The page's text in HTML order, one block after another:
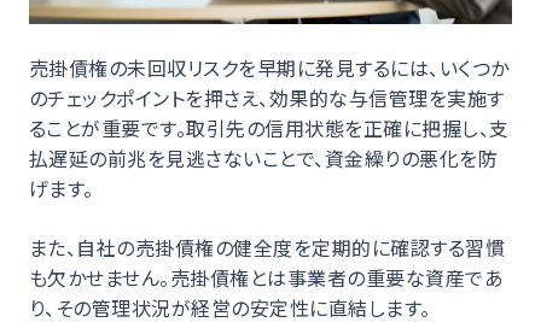
売掛債権の未回収リスクを早期に発見するには、いくつか
のチェックポイントを押さえ、効果的な与信管理を実施す
ることが重要です。取引先の信用状態を正確に把握し、支
払遅延の前兆を見逃さないことで、資金繰りの悪化を防
げます。
また、自社の売掛債権の健全度を定期的に確認する習慣
も欠かせません。売掛債権とは事業者の重要な資産であ
り、その管理状況が経営の安定性に直結します。